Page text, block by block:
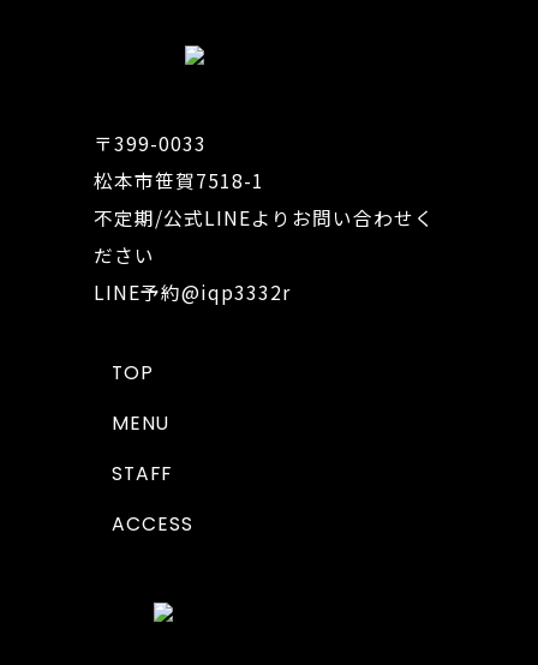
〒399-0033
松本市笹賀7518-1
不定期/公式LINEよりお問い合わせく
ださい
LINE予約@iqp3332r
TOP
MENU
STAFF
ACCESS